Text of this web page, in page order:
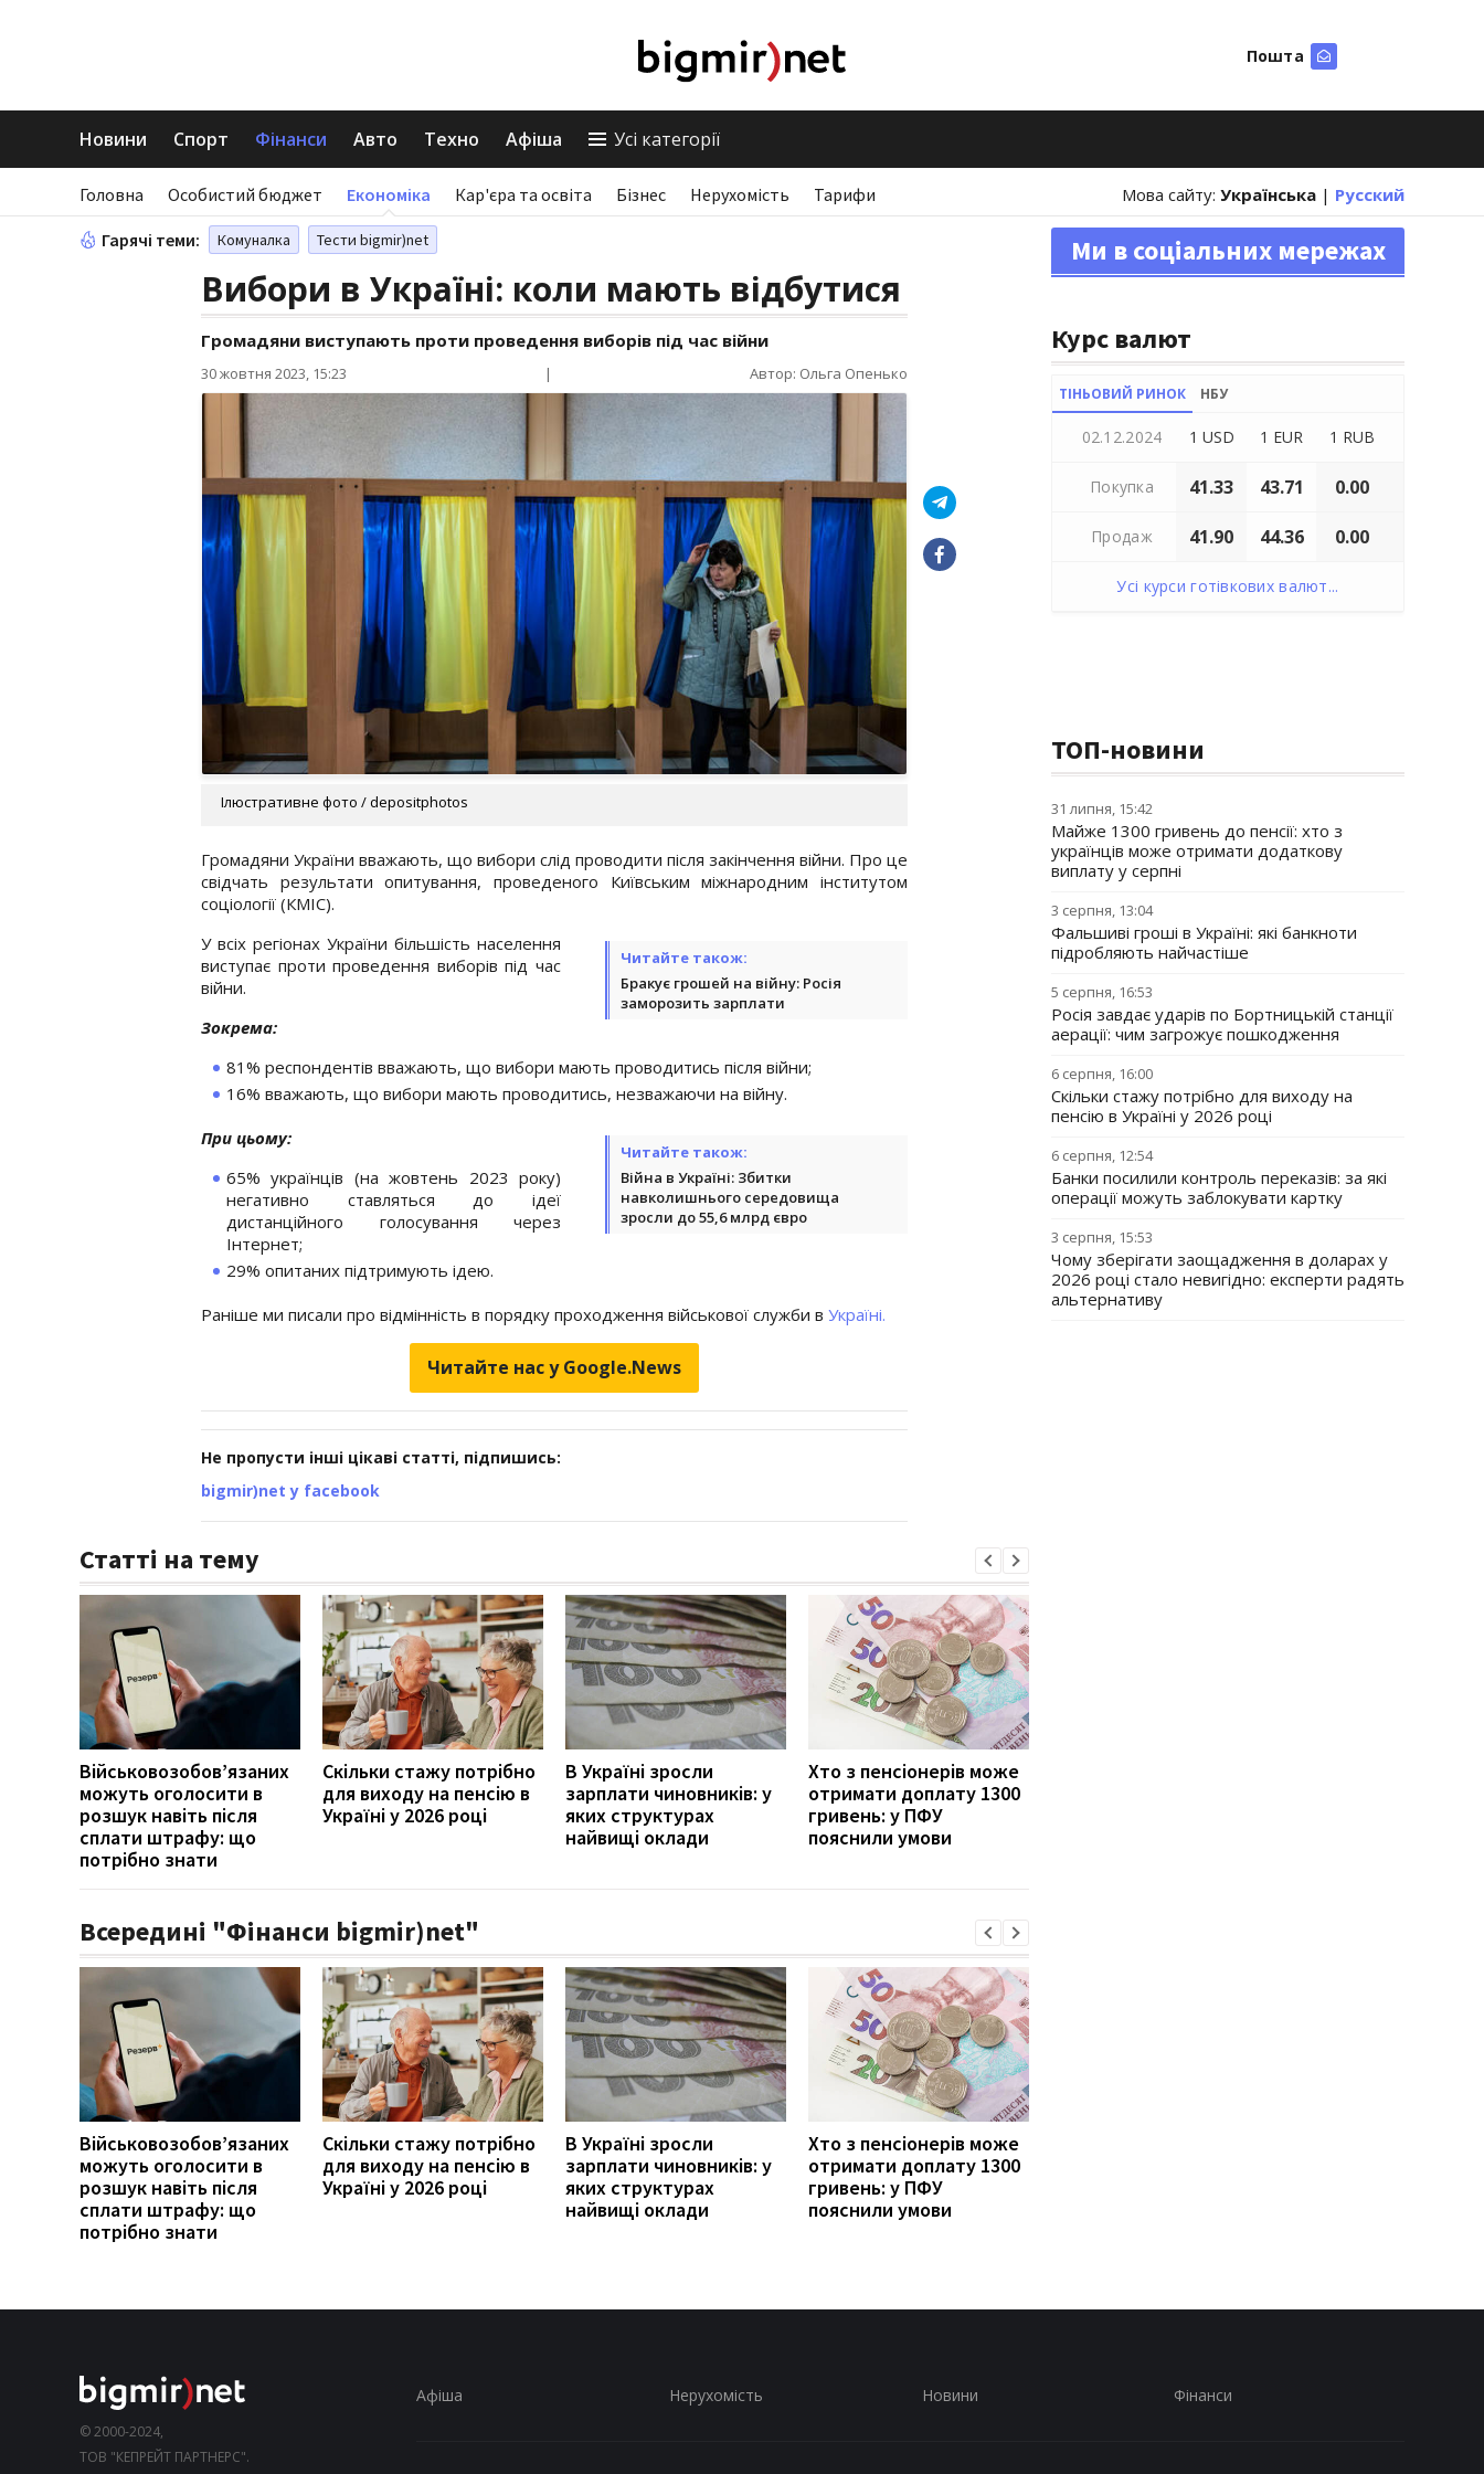
Пошта
Новини Спорт Фінанси Авто Техно Афіша Усі категорії
Головна Особистий бюджет Економіка Кар'єра та освіта Бізнес Нерухомість Тарифи Мова сайту: Українська | Русский
Гарячі теми: Комуналка Тести bigmir)net
Вибори в Україні: коли мають відбутися
Громадяни виступають проти проведення виборів під час війни
30 жовтня 2023, 15:23 | Автор: Ольга Опенько
Ілюстративне фото / depositphotos
Громадяни України вважають, що вибори слід проводити після закінчення війни. Про це
свідчать результати опитування, проведеного Київським міжнародним інститутом
соціології (КМІС).
Читайте також:
Бракує грошей на війну: Росія
заморозить зарплати
У всіх регіонах України більшість населення
виступає проти проведення виборів під час
війни.
Зокрема:
81% респондентів вважають, що вибори мають проводитись після війни;
16% вважають, що вибори мають проводитись, незважаючи на війну.
Читайте також:
Війна в Україні: Збитки
навколишнього середовища
зросли до 55,6 млрд євро
При цьому:
65% українців (на жовтень 2023 року)
негативно ставляться до ідеї
дистанційного голосування через
Інтернет;
29% опитаних підтримують ідею.
Раніше ми писали про відмінність в порядку проходження військової служби в Україні.
Читайте нас у Google.News
Не пропусти інші цікаві статті, підпишись:
bigmir)net у facebook
Статті на тему
Військовозобов’язаних
можуть оголосити в
розшук навіть після
сплати штрафу: що
потрібно знати
Скільки стажу потрібно
для виходу на пенсію в
Україні у 2026 році
В Україні зросли
зарплати чиновників: у
яких структурах
найвищі оклади
Хто з пенсіонерів може
отримати доплату 1300
гривень: у ПФУ
пояснили умови
Всередині "Фінанси bigmir)net"
Військовозобов’язаних
можуть оголосити в
розшук навіть після
сплати штрафу: що
потрібно знати
Скільки стажу потрібно
для виходу на пенсію в
Україні у 2026 році
В Україні зросли
зарплати чиновників: у
яких структурах
найвищі оклади
Хто з пенсіонерів може
отримати доплату 1300
гривень: у ПФУ
пояснили умови
Ми в соціальних мережах
Курс валют
ТІНЬОВИЙ РИНОК НБУ
02.12.2024 1 USD 1 EUR 1 RUB
Покупка 41.33 43.71 0.00
Продаж 41.90 44.36 0.00
Усі курси готівкових валют...
ТОП-новини
31 липня, 15:42
Майже 1300 гривень до пенсії: хто з
українців може отримати додаткову
виплату у серпні
3 серпня, 13:04
Фальшиві гроші в Україні: які банкноти
підробляють найчастіше
5 серпня, 16:53
Росія завдає ударів по Бортницькій станції
аерації: чим загрожує пошкодження
6 серпня, 16:00
Скільки стажу потрібно для виходу на
пенсію в Україні у 2026 році
6 серпня, 12:54
Банки посилили контроль переказів: за які
операції можуть заблокувати картку
3 серпня, 15:53
Чому зберігати заощадження в доларах у
2026 році стало невигідно: експерти радять
альтернативу
© 2000-2024,
ТОВ "КЕПРЕЙТ ПАРТНЕРС".
Афіша Нерухомість Новини Фінанси